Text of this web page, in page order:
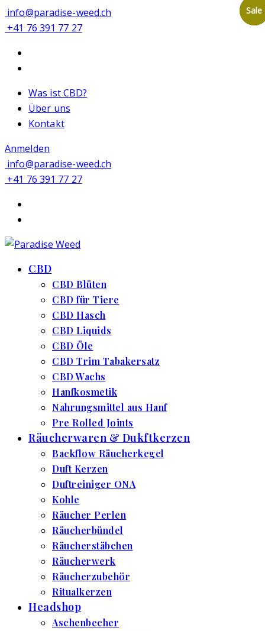
info@paradise-weed.ch
+41 76 391 77 27
Was ist CBD?
Über uns
Kontakt
Anmelden
info@paradise-weed.ch
+41 76 391 77 27
CBD
CBD Blüten
CBD für Tiere
CBD Hasch
CBD Liquids
CBD Öle
CBD Trim Tabakersatz
CBD Wachs
Hanfkosmetik
Nahrungsmittel aus Hanf
Pre Rolled Joints
Räucherwaren & Dukftkerzen
Backflow Räucherkegel
Duft Kerzen
Duftreiniger ONA
Kohle
Räucher Perlen
Räucherbündel
Räucherstäbchen
Räucherwerk
Räucherzubehör
Ritualkerzen
Headshop
Aschenbecher
Sale
Sale
Sale